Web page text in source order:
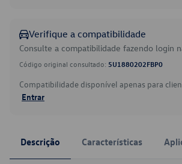
Verifique a compatibilidade
Consulte a compatibilidade fazendo login
Código original consultado: 5U1880202FBP0
Compatibilidade disponível apenas para
Entrar
Descrição Características